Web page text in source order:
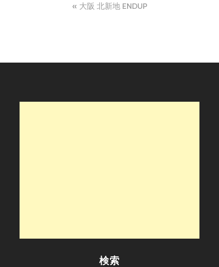
ビ
ー
大阪 北新地 ENDUP
検索